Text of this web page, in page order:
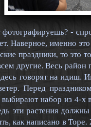
фотографируешь? -
Наверное, именно
праздники, то
другие. Весь
говорят на идиш.
Перед
набор из 4-х
эти растения
как написано в